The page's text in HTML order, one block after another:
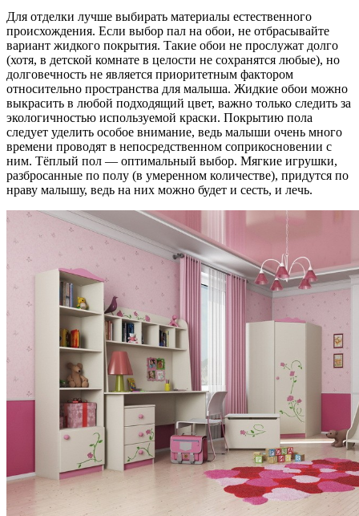
Для отделки лучше выбирать материалы естественного
происхождения. Если выбор пал на обои, не отбрасывайте
вариант жидкого покрытия. Такие обои не прослужат долго
(хотя, в детской комнате в целости не сохранятся любые), но
долговечность не является приоритетным фактором
относительно пространства для малыша. Жидкие обои можно
выкрасить в любой подходящий цвет, важно только следить за
экологичностью используемой краски. Покрытию пола
следует уделить особое внимание, ведь малыши очень много
времени проводят в непосредственном соприкосновении с
ним. Тёплый пол — оптимальный выбор. Мягкие игрушки,
разбросанные по полу (в умеренном количестве), придутся по
нраву малышу, ведь на них можно будет и сесть, и лечь.